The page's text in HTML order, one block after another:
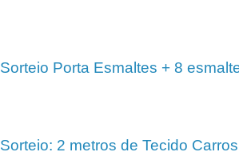
Sorteio Porta Esmaltes + 8
Sorteio: 2 metros de Tecido Carros